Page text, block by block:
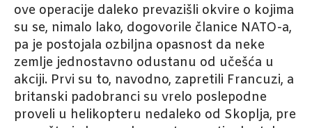
ove operacije daleko prevazišli okvire o kojima
su se, nimalo lako, dogovorile članice NATO-a,
pa je postojala ozbiljna opasnost da neke
zemlje jednostavno odustanu od učešća u
akciji. Prvi su to, navodno, zapretili Francuzi, a
britanski padobranci su vrelo poslepodne
proveli u helikopteru nedaleko od Skoplja, pre